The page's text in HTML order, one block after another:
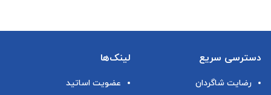
دسترسی سریع
رضایت شاگردان
لینک‌ها
عضویت اساتید